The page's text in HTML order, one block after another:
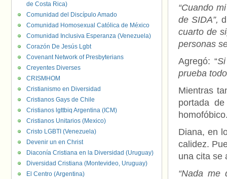
“Cuando
de SIDA”,
cuarto de
personas
Agregó: “
prueba
Mientras
portada
Diana, en
calidez.
una cita se
“Nada me
de Costa Rica)
Comunidad del Discípulo Amado
Comunidad Homosexual Católica de México
Comunidad Inclusiva Esperanza (Venezuela)
Corazón De Jesús Lgbt
Covenant Network of Presbyterians
Creyentes Diverses
CRISMHOM
Cristianismo en Diversidad
Cristianos Gays de Chile
Cristianos lgttbiq Argentina (ICM)
Cristianos Unitarios (Mexico)
Cristo LGBTI (Venezuela)
Devenir un en Christ
Diaconía Cristiana en la Diversidad (Uruguay)
Diversidad Cristiana (Montevideo, Uruguay)
El Centro (Argentina)